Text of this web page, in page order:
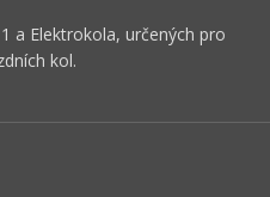
a Elektrokola, určených pro
kol.